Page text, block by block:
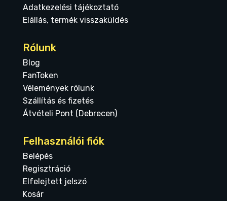
Adatkezelési tájékoztató
Elállás, termék visszaküldés
Rólunk
Blog
FanToken
Vélemények rólunk
Szállítás és fizetés
Átvételi Pont (Debrecen)
Felhasználói fiók
Belépés
Regisztráció
Elfelejtett jelszó
Kosár